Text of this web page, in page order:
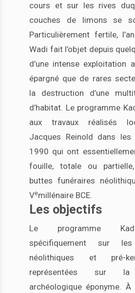
cours et sur les rives
couches de limons se
Particulièrement fertile,
Wadi fait l’objet depuis
d’une intense exploitation
épargné que de rares
la destruction d’une
d’habitat. Le programme
aux travaux réalisés
Jacques Reinold dans les
1990 qui ont
fouille, totale ou
buttes funéraires
Vemillénaire BCE.
Les objectifs
Le programme
spécifiquement sur les
néolithiques et pré-
représentées sur la
archéologique éponyme. À